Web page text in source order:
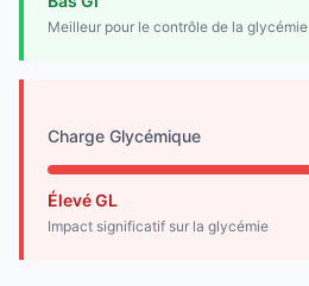
Meilleur pour le contrôle de la glycémie
Charge Glycémique
Élevé GL
Impact significatif sur la glycémie